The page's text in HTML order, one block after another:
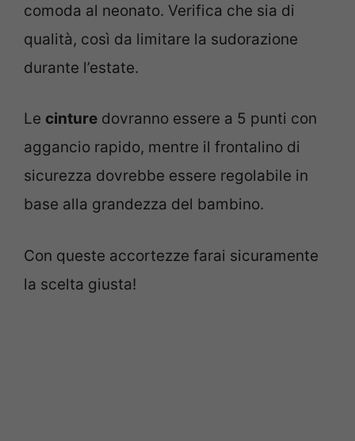
comoda al neonato. Verifica che sia di
qualità, così da limitare la sudorazione
durante l’estate.
Le cinture dovranno essere a 5 punti con
aggancio rapido, mentre il frontalino di
sicurezza dovrebbe essere regolabile in
base alla grandezza del bambino.
Con queste accortezze farai sicuramente
la scelta giusta!